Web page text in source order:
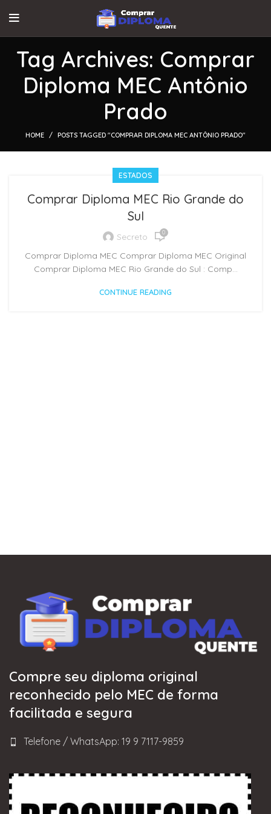
Tag Archives: Comprar
Diploma MEC Antônio
Prado
HOME POSTS TAGGED "COMPRAR DIPLOMA MEC ANTÔNIO PRADO"
ESTADOS
Comprar Diploma MEC Rio Grande do
Sul
Secreto 0
Comprar Diploma MEC Comprar Diploma MEC Original
Comprar Diploma MEC Rio Grande do Sul : Comp...
CONTINUE READING
Compre seu diploma original
reconhecido pelo MEC de forma
facilitada e segura
Telefone / WhatsApp: 19 9 7117-9859